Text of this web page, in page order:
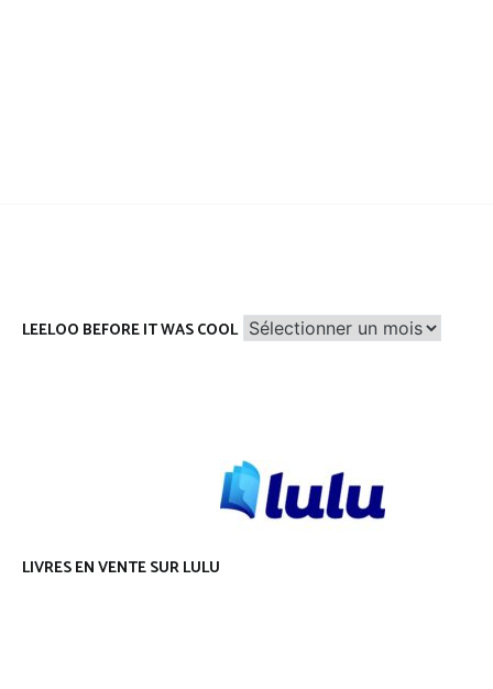
LEELOO BEFORE IT WAS COOL Leeloo
before
LIVRES EN VENTE SUR LULU